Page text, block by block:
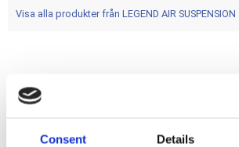
Consent Details
Visa alla produkter från LEGEND AIR SUSPENSION
nan
Dela med dig